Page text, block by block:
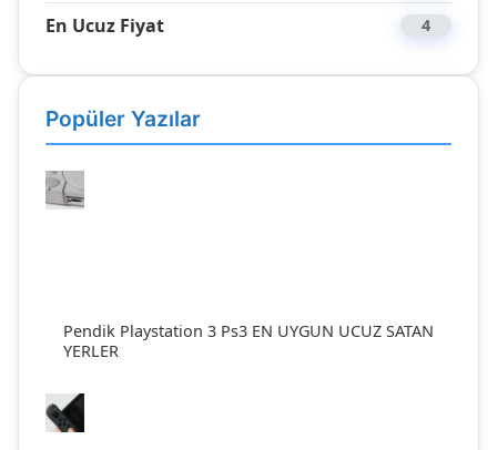
En Ucuz Fiyat 4
Popüler Yazılar
Pendik Playstation 3 Ps3 EN UYGUN UCUZ SATAN
YERLER